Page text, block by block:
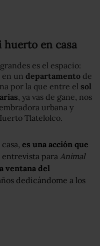
en casa
es el espacio:
en un departamento de
por la que entre el sol
, ya vas de gane, nos
urbana y
Tlatelolco.
es una acción que
entrevista para Animal
ventana del
dedicándome a los